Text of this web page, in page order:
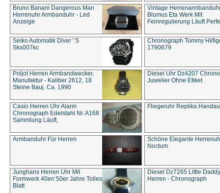
Bruno Banani Dangerous Man
Herrenuhr Armbanduhr - Led
Anzeige
Vintage
Blumus Eta Werk Mit
Feinregulierung Läuft
Seiko Automatik Diver ' S
Skx007kc
Chronograph Tommy
1790679
Poljot Herren Armbandwecker,
Manufaktur - Kaliber 2612, 18
Steine Bauj. Ca. 1990
Diesel Uhr Dz4207
Juwelier Ohne Etiket
Casio Herren Uhr Alarm
Chronograph Edelstahl Nr. A168
Sammlung Läuft,
Fliegeruhr Replika
Armbanduhr Für Herren
Schöne Elegante
Noctum
Junghans Herren Uhr Mit
Formwerk 40er/ 50er Jahre Tolles
Blatt
Diesel Dz7265 Little Daddy
Herren - Chronograph